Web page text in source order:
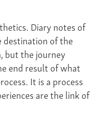
Diary notes of
destination of the
but the journey
end result of what
It is a process
are the link of